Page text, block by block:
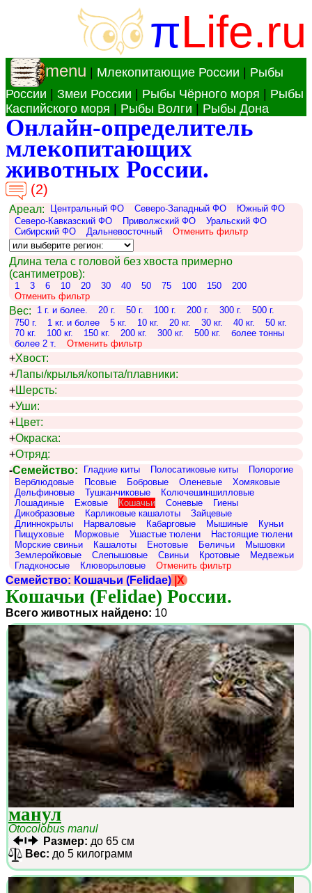
πLife.ru
menu Млекопитающие России
Рыбы
России
Змеи России Рыбы Чёрного моря
Рыбы
Каспийского моря
Рыбы Волги Рыбы Дона
Онлайн-определитель
млекопитающих
животных России.
(2)
Ареал: Центральный ФО Северо-Западный ФО
Южный ФО
Северо-Кавказский ФО
Приволжский ФО
Уральский ФО
Сибирский ФО
Дальневосточный Отменить фильтр
Длина тела с головой без хвоста примерно
(сантиметров):
1 3 6 10 20 30 40 50 75 100 150
200
Отменить фильтр
Вес: 1 г. и более. 20 г. 50 г. 100 г. 200 г. 300 г.
500 г.
750 г.
1 кг. и более 5 кг. 10 кг. 20 кг. 30 кг. 40 кг.
50 кг.
70 кг.
100 кг. 150 кг. 200 кг. 300 кг. 500 кг.
более тонны
более 2 т.
Отменить фильтр
+Хвост:
+Лапы/крылья/копыта/плавники:
+Шерсть:
+Уши:
+Цвет:
+Окраска:
+Отряд:
-Семейство: Гладкие киты Полосатиковые киты
Полорогие
Верблюдовые
Псовые Бобровые Оленевые
Хомяковые
Дельфиновые
Тушканчиковые
Колючешиншилловые
Лошадиные
Ежовые Кошачьи Соневые
Гиены
Дикобразовые
Карликовые кашалоты
Зайцевые
Длиннокрылы
Нарваловые Кабарговые Мышиные
Куньи
Пищуховые
Моржовые Ушастые тюлени
Настоящие тюлени
Морские свиньи
Кашалоты Енотовые Беличьи
Мышовки
Землеройковые
Слепышовые Свиньи Кротовые
Медвежьи
Гладконосые
Клюворыловые Отменить фильтр
Семейство: Кошачьи (Felidae) |X
Кошачьи (Felidae) России.
Всего животных найдено: 10
манул
Otocolobus manul
Размер: до 65 см
Вес: до 5 килограмм